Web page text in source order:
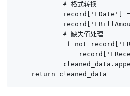
            # 格式转换
record['FDate']
            # 缺失值处理
if not
    return cleaned_data